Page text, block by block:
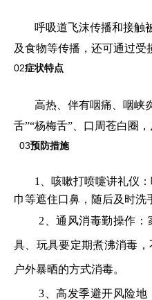
呼吸道飞沫传播和接触
及食物等传播，还可通过受
02症状特点
高热、伴有咽痛、咽峡
舌”“杨梅舌”、口周苍白圈
03预防措施
1、咳嗽打喷嚏讲礼仪
巾等遮住口鼻，随后及时洗
2、通风消毒勤操作
具、玩具要定期煮沸消毒
户外暴晒的方式消毒。
3、高发季避开风险